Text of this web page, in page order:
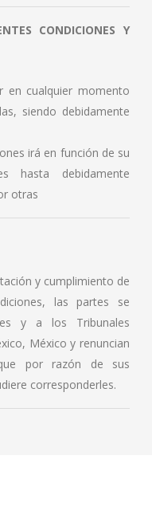
CONDICIONES Y
en cualquier momento
siendo debidamente
irá en función de su
hasta debidamente
otras
y cumplimiento de
las partes se
y a los Tribunales
México y renuncian
por razón de sus
corresponderles.